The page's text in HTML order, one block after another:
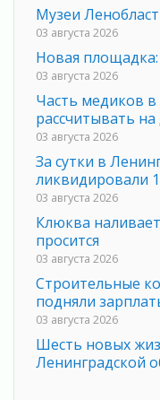
Музеи
03 августа 2026
Новая площадка:
03 августа 2026
Часть медиков
рассчитывать
03 августа 2026
За сутки в
ликвидировали
03 августа 2026
Клюква
просится
03 августа 2026
Строительные
подняли
03 августа 2026
Шесть новых
Ленинградской